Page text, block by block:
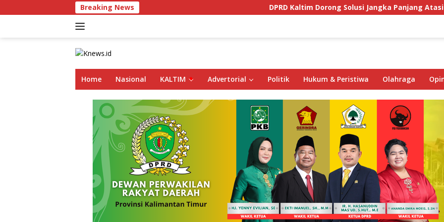
ke
Breaking News DPRD Kaltim Dorong Solusi Jangka Panjang Atasi
Home Nasional KALTIM Advertorial Politik Hukum & Peristiwa Olahraga